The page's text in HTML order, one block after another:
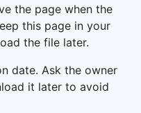
the page when the
this page in your
the file later.
date. Ask the owner
it later to avoid